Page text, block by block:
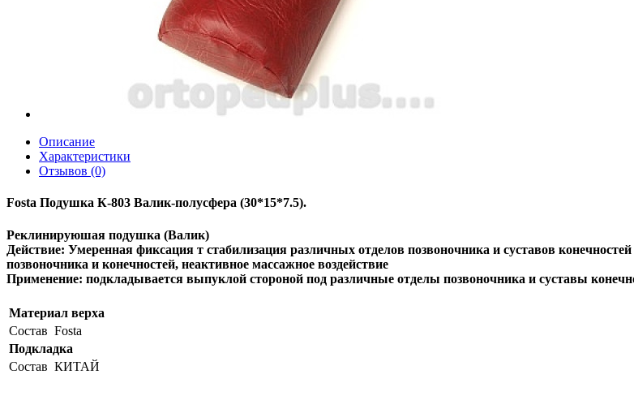
Описание
Характеристики
Отзывов (0)
Fosta Подушка К-803 Валик-полусфера (30*15*7.5).
Реклинируюшая подушка (Валик)
Действие: Умеренная фиксация т стабилизация различных отделов позвоночника и суставов
позвоночника и конечностей, неактивное массажное воздействие
Применение: подкладывается выпуклой стороной под различные отделы позвоночника и суставы
Материал верха
Состав Fosta
Подкладка
Состав КИТАЙ